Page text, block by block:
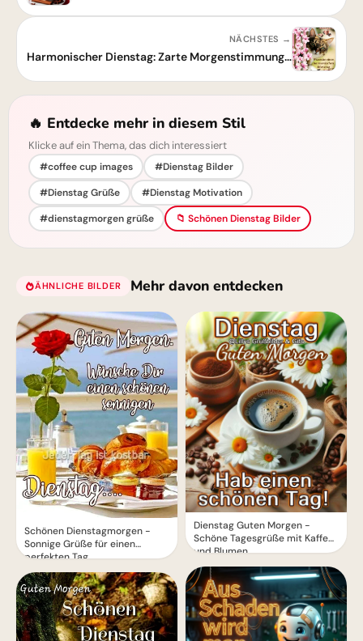
NÄCHSTES →
Harmonischer Dienstag: Zarte Morgenstimmung für einen Tag voller Ruhe & Fokus
🔥 Entdecke mehr in diesem Stil
Klicke auf ein Thema, das dich interessiert
#coffee cup images
#Dienstag Bilder
#Dienstag Grüße
#Dienstag Motivation
#dienstagmorgen grüße
📁 Schönen Dienstag Bilder
ÄHNLICHE BILDER Mehr davon entdecken
Schönen Dienstagmorgen -
Sonnige Grüße für einen
perfekten Tag
Dienstag Guten Morgen -
Schöne Tagesgrüße mit Kaffee
und Blumen